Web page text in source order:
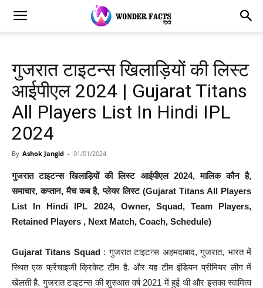
गुजरात टाइटन्स खिलाड़ियों की लिस्ट
आईपीएल 2024 | Gujarat Titans
All Players List In Hindi IPL
2024
By Ashok Jangid - 01/01/2024
गुजरात टाइटन्स खिलाड़ियों की लिस्ट आईपीएल 2024, मालिक कौन है,
समाचार, कप्तान, मैच कब है, प्लेयर लिस्ट (Gujarat Titans All Players
List In Hindi IPL 2024, Owner, Squad, Team Players,
Retained Players , Next Match, Coach, Schedule)
Gujarat Titans Squad: गुजरात टाइटन्स अहमदाबाद, गुजरात, भारत में
स्थित एक फ्रेंचाइजी क्रिकेट टीम है. और यह टीम इंडियन प्रीमियर लीग में
खेलती है. गुजरात टाइटन्स की शुरुआत वर्ष 2021 में हुई थी और इसका स्वामित्व